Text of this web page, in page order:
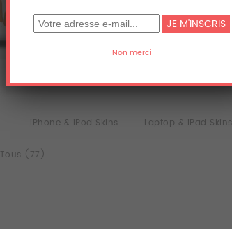
iPhone & iPod Skins Laptop & iPad Skins
Tous (77)